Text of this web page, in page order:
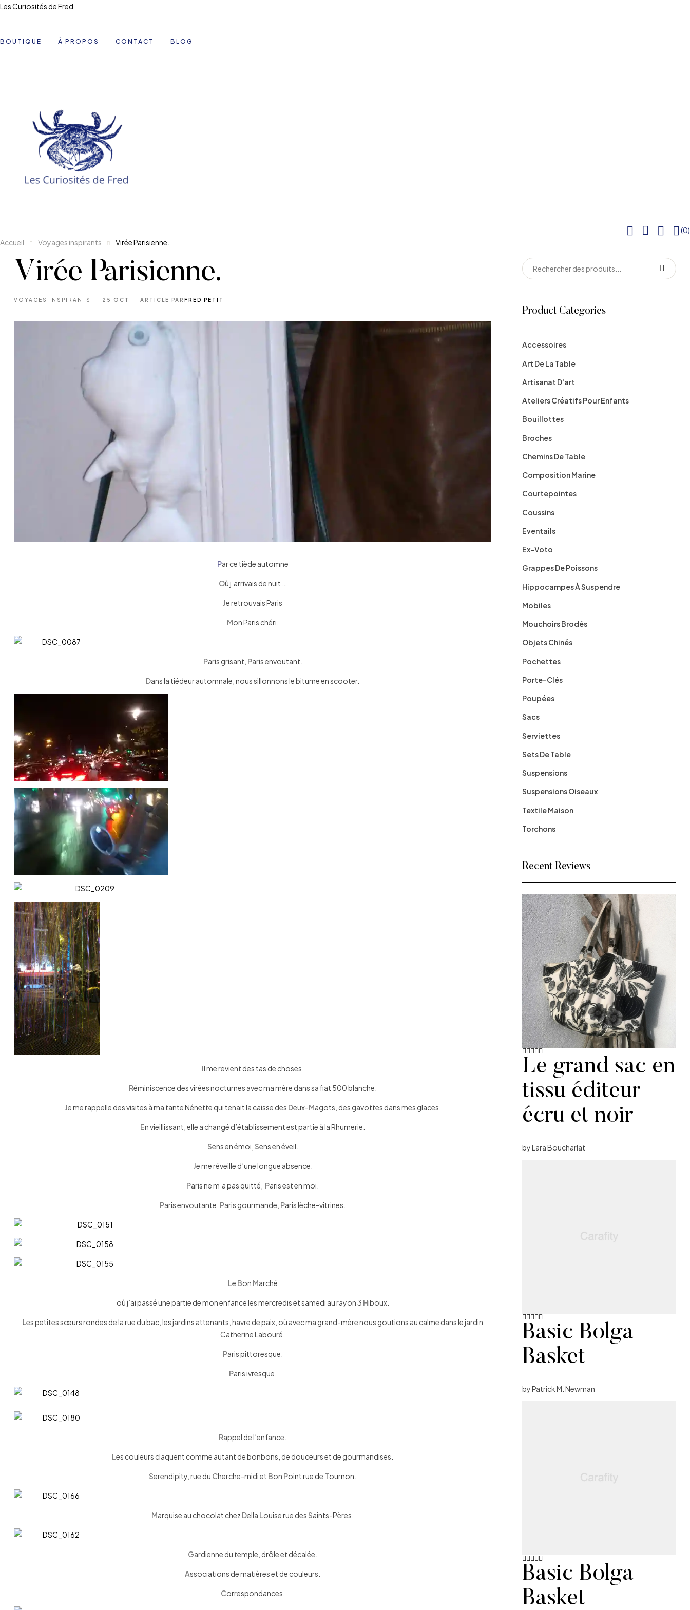
Les Curiosités de Fred
BOUTIQUE À PROPOS CONTACT BLOG
(0)
Accueil
Voyages inspirants Virée Parisienne.
Virée Parisienne.
CATÉGORIES
VOYAGES INSPIRANTS 25 OCT ARTICLE PAR FRED PETIT
Par ce tiède automne
Où j’arrivais de nuit …
Je retrouvais Paris
Mon Paris chéri.
Paris grisant, Paris envoutant.
Dans la tiédeur automnale, nous sillonnons le bitume en scooter.
Il me revient des tas de choses.
Réminiscence des virées nocturnes avec ma mère dans sa fiat 500 blanche.
Je me rappelle des visites à ma tante Nénette qui tenait la caisse des Deux-Magots, des gavottes dans mes glaces.
En vieillissant, elle a changé d’établissement est partie à la Rhumerie.
Sens en émoi, Sens en éveil.
Je me réveille d’une longue absence.
Paris ne m’a pas quitté, Paris est en moi.
Paris envoutante, Paris gourmande, Paris lèche-vitrines.
L e Bon Marché
où j’ai passé une partie de mon enfance les mercredis et samedi au rayon 3 Hiboux.
L es petites sœurs rondes de la rue du bac, les jardins attenants, havre de paix, où avec ma grand-mère nous goutions au calme dans le jardin
Catherine Labouré.
Paris pittoresque.
Paris ivresque.
Rappel de l’enfance.
L es couleurs claquent comme autant de bonbons, de douceurs et de gourmandises.
Serendipity, rue du Cherche-midi et Bon Point rue de Tournon.
Marquise au chocolat chez Della L ouise rue desSaints-Pères.
Gardienne du temple, drôle et décalée.
Associations de matières et de couleurs.
Correspondances.
Search
for:
Product Categories
Accessoires
Art De La Table
Artisanat D'art
Ateliers Créatifs Pour Enfants
Bouillottes
Broches
Chemins De Table
Composition Marine
Courtepointes
Coussins
Eventails
Ex-Voto
Grappes De Poissons
Hippocampes À Suspendre
Mobiles
Mouchoirs Brodés
Objets Chinés
Pochettes
Porte-Clés
Poupées
Sacs
Serviettes
Sets De Table
Suspensions
Suspensions Oiseaux
Textile Maison
Torchons
Recent Reviews
Note5sur
5
Le grand sac en
tissu éditeur
écru et noir
by Lara Boucharlat
Note5 sur
5
Basic Bolga
Basket
by Patrick M. Newman
Note
3sur 5
Basic Bolga
Basket